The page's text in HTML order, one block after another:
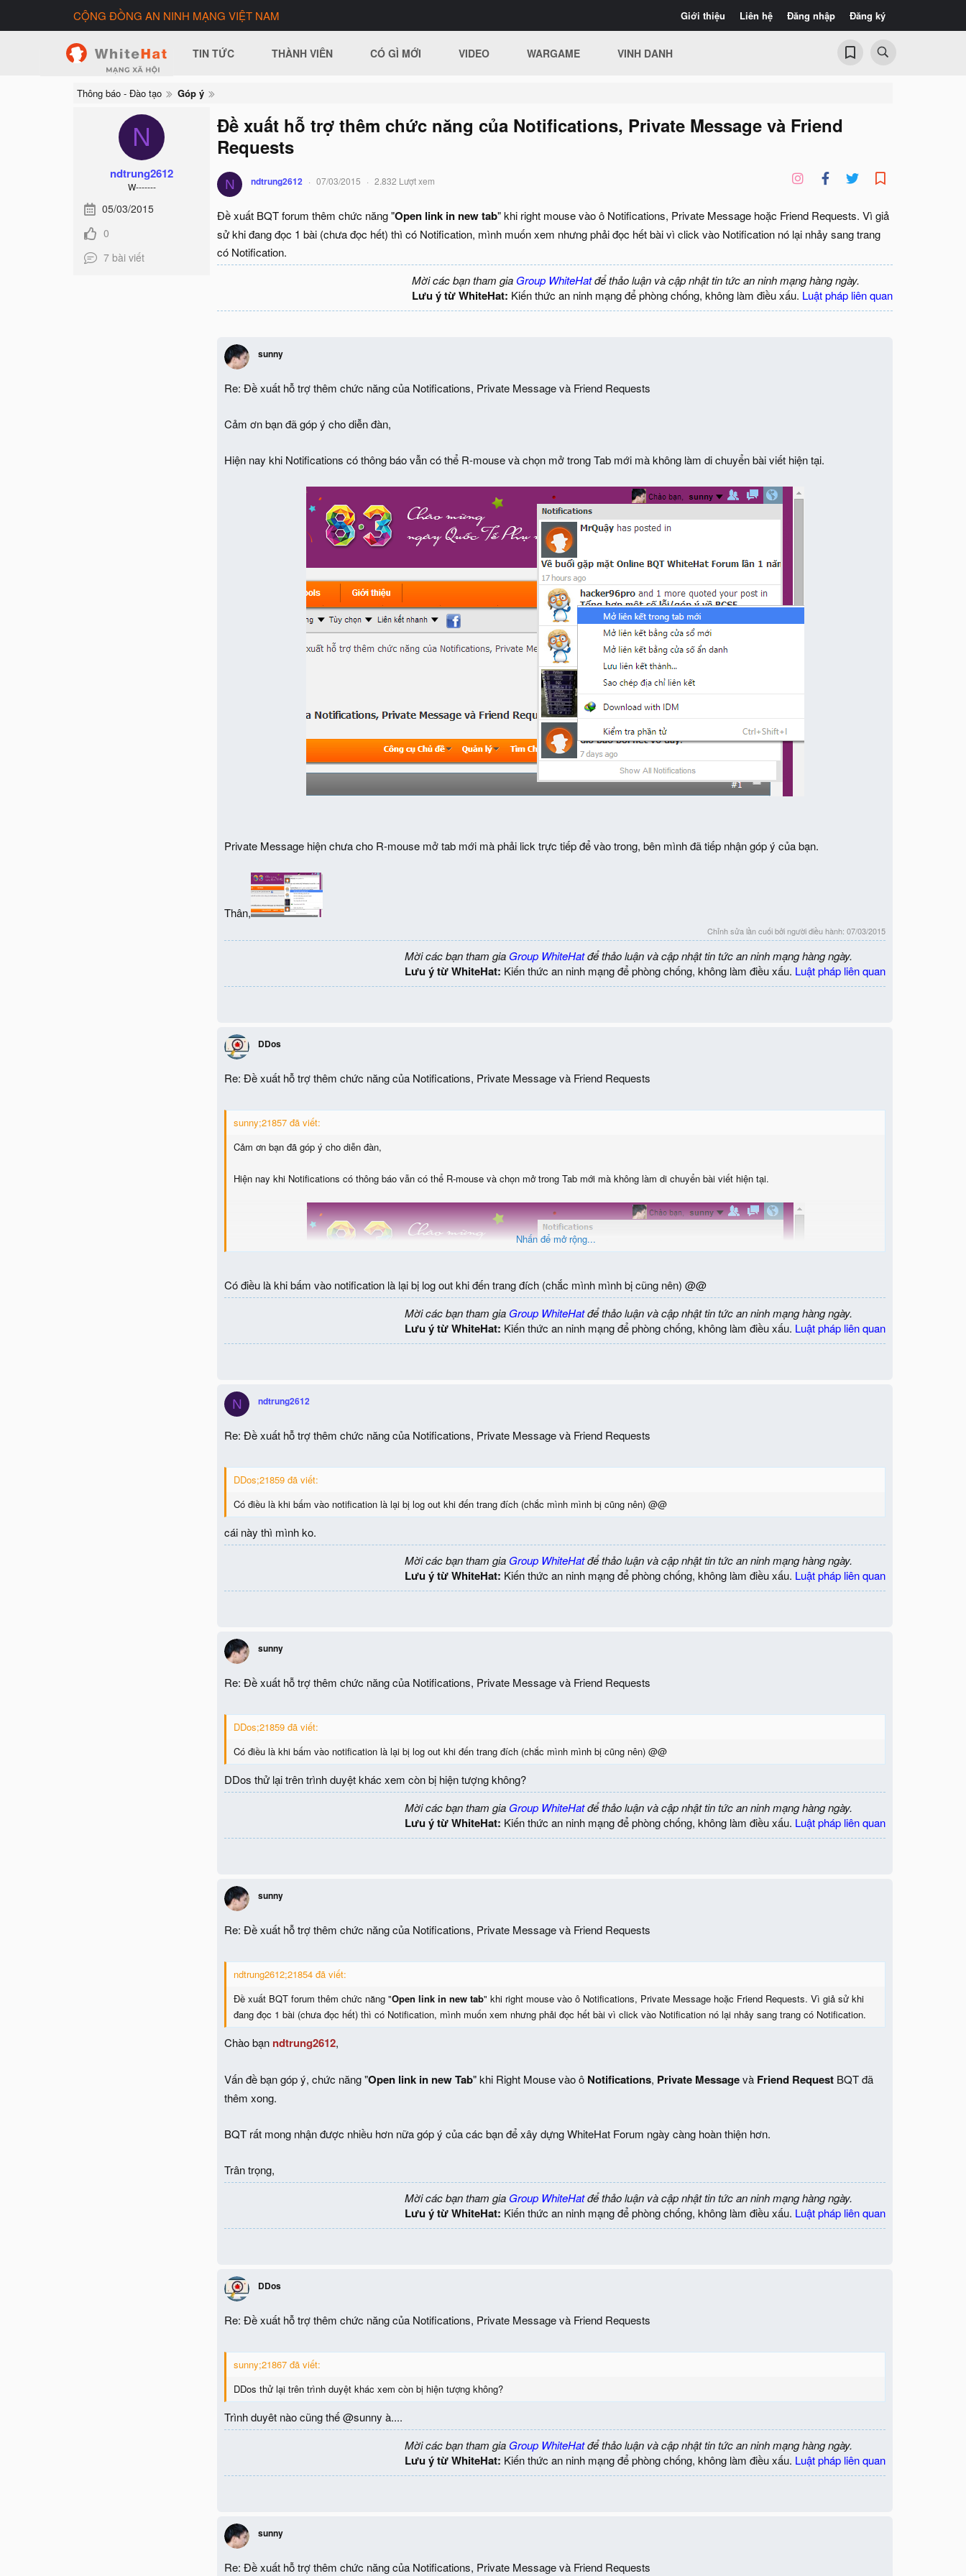
Giới thiệu Liên hệ Đăng nhập Đăng ký
CỘNG ĐỒNG AN NINH MẠNG VIỆT NAM
TIN TỨC THÀNH VIÊN CÓ GÌ MỚI VIDEO WARGAME VINH DANH
Thông báo - Đào tạo Góp ý
N
ndtrung2612
W-------
05/03/2015
0
7 bài viết
Đề xuất hỗ trợ thêm chức năng của Notifications, Private Message và Friend
Requests
N ndtrung2612 07/03/2015 2.832 Lượt xem
Đề xuất BQT forum thêm chức năng "Open link in new tab" khi right mouse vào ô Notifications, Private Message hoặc Friend Requests. Vì giả
sử khi đang đọc 1 bài (chưa đọc hết) thì có Notification, mình muốn xem nhưng phải đọc hết bài vì click vào Notification nó lại nhảy sang trang
có Notification.
Mời các bạn tham gia Group WhiteHatđể thảo luận và cập nhật tin tức an ninh mạng hàng ngày.
Lưu ý từ WhiteHat: Kiến thức an ninh mạng để phòng chống, không làm điều xấu. Luật pháp liên quan
sunny
Re: Đề xuất hỗ trợ thêm chức năng của Notifications, Private Message và Friend Requests
Cảm ơn bạn đã góp ý cho diễn đàn,
Hiện nay khi Notifications có thông báo vẫn có thể R-mouse và chọn mở trong Tab mới mà không làm di chuyển bài viết hiện tại.
Private Message hiện chưa cho R-mouse mở tab mới mà phải lick trực tiếp để vào trong, bên mình đã tiếp nhận góp ý của bạn.
Thân,
Chỉnh sửa lần cuối bởi người điều hành: 07/03/2015
Mời các bạn tham gia Group WhiteHatđể thảo luận và cập nhật tin tức an ninh mạng hàng ngày.
Lưu ý từ WhiteHat: Kiến thức an ninh mạng để phòng chống, không làm điều xấu. Luật pháp liên quan
DDos
Re: Đề xuất hỗ trợ thêm chức năng của Notifications, Private Message và Friend Requests
sunny;21857 đã viết:
Cảm ơn bạn đã góp ý cho diễn đàn,
Hiện nay khi Notifications có thông báo vẫn có thể R-mouse và chọn mở trong Tab mới mà không làm di chuyển bài viết hiện tại.
Private Message hiện chưa cho R-mouse mở tab mới mà phải lick trực tiếp để vào trong, bên mình đã tiếp nhận góp ý của bạn.
Thân,
Nhấn để mở rộng...
Có điều là khi bấm vào notification là lại bị log out khi đến trang đích (chắc mình mình bị cũng nên) @@
Mời các bạn tham gia Group WhiteHatđể thảo luận và cập nhật tin tức an ninh mạng hàng ngày.
Lưu ý từ WhiteHat: Kiến thức an ninh mạng để phòng chống, không làm điều xấu. Luật pháp liên quan
N ndtrung2612
Re: Đề xuất hỗ trợ thêm chức năng của Notifications, Private Message và Friend Requests
DDos;21859 đã viết:
Có điều là khi bấm vào notification là lại bị log out khi đến trang đích (chắc mình mình bị cũng nên) @@
cái này thì mình ko.
Mời các bạn tham gia Group WhiteHatđể thảo luận và cập nhật tin tức an ninh mạng hàng ngày.
Lưu ý từ WhiteHat: Kiến thức an ninh mạng để phòng chống, không làm điều xấu. Luật pháp liên quan
sunny
Re: Đề xuất hỗ trợ thêm chức năng của Notifications, Private Message và Friend Requests
DDos;21859 đã viết:
Có điều là khi bấm vào notification là lại bị log out khi đến trang đích (chắc mình mình bị cũng nên) @@
DDos thử lại trên trình duyệt khác xem còn bị hiện tượng không?
Mời các bạn tham gia Group WhiteHatđể thảo luận và cập nhật tin tức an ninh mạng hàng ngày.
Lưu ý từ WhiteHat: Kiến thức an ninh mạng để phòng chống, không làm điều xấu. Luật pháp liên quan
sunny
Re: Đề xuất hỗ trợ thêm chức năng của Notifications, Private Message và Friend Requests
ndtrung2612;21854 đã viết:
Đề xuất BQT forum thêm chức năng "Open link in new tab" khi right mouse vào ô Notifications, Private Message hoặc Friend Requests. Vì giả sử khi
đang đọc 1 bài (chưa đọc hết) thì có Notification, mình muốn xem nhưng phải đọc hết bài vì click vào Notification nó lại nhảy sang trang có Notification.
Chào bạn ndtrung2612,
Vấn đề bạn góp ý, chức năng "Open link in new Tab" khi Right Mouse vào ô Notifications, Private Messagevà Friend Request BQT đã
thêm xong.
BQT rất mong nhận được nhiều hơn nữa góp ý của các bạn để xây dựng WhiteHat Forum ngày càng hoàn thiện hơn.
Trân trọng,
Mời các bạn tham gia Group WhiteHatđể thảo luận và cập nhật tin tức an ninh mạng hàng ngày.
Lưu ý từ WhiteHat: Kiến thức an ninh mạng để phòng chống, không làm điều xấu. Luật pháp liên quan
DDos
Re: Đề xuất hỗ trợ thêm chức năng của Notifications, Private Message và Friend Requests
sunny;21867 đã viết:
DDos thử lại trên trình duyệt khác xem còn bị hiện tượng không?
Trình duyêt nào cũng thế @sunny à....
Mời các bạn tham gia Group WhiteHatđể thảo luận và cập nhật tin tức an ninh mạng hàng ngày.
Lưu ý từ WhiteHat: Kiến thức an ninh mạng để phòng chống, không làm điều xấu. Luật pháp liên quan
sunny
Re: Đề xuất hỗ trợ thêm chức năng của Notifications, Private Message và Friend Requests